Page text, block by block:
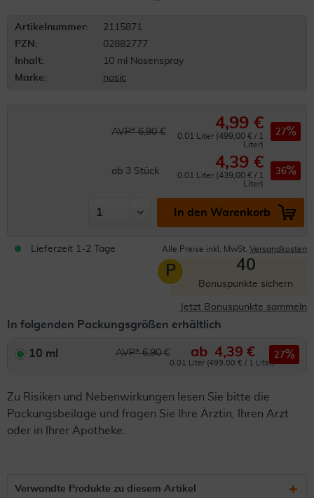
Artikelnummer:
2115871
PZN:
02882777
Inhalt:
10 ml Nasenspray
Marke:
nasic
AVP* 6,90 € 4,99 €
0.01 Liter (499,00 € / 1
Liter)
27
ab 3 Stück 4,39 €
0.01 Liter (439,00 € / 1
Liter)
36
In den Warenkorb
Lieferzeit 1-2 Tage Alle Preise inkl. MwSt. Versandkosten
P 40
Bonuspunkte sichern
Jetzt Bonuspunkte sammeln
In folgenden Packungsgrößen erhältlich
10 ml AVP* 6,90 € ab 4,39 €
0.01 Liter (499,00 € / 1 Liter)
27
Zu Risiken und Nebenwirkungen lesen Sie bitte die
Packungsbeilage und fragen Sie Ihre Ärztin, Ihren Arzt
oder in Ihrer Apotheke.
Verwandte Produkte zu diesem Artikel